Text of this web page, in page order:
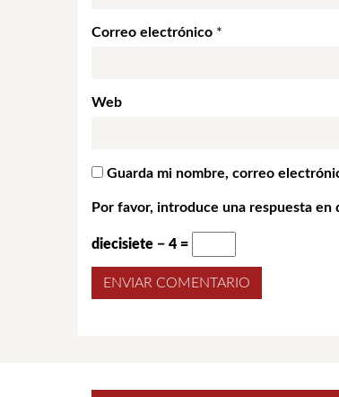
Correo electrónico *
Web
Guarda mi nombre, correo
Por favor, introduce una respuesta en
diecisiete − 4 =